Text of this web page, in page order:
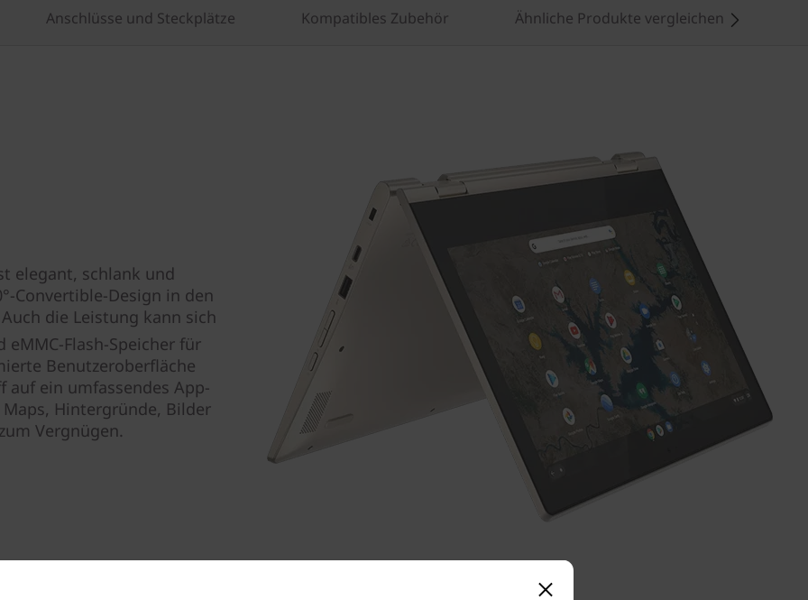
Anschlüsse und Steckplätze Kompatibles Zubehör Ähnliche Produkte vergleichen
elegant, schlank und
Convertible-Design in den
die Leistung kann sich
eMMC-Flash-Speicher für
Benutzeroberfläche
auf ein umfassendes App-
Hintergründe, Bilder
Vergnügen.